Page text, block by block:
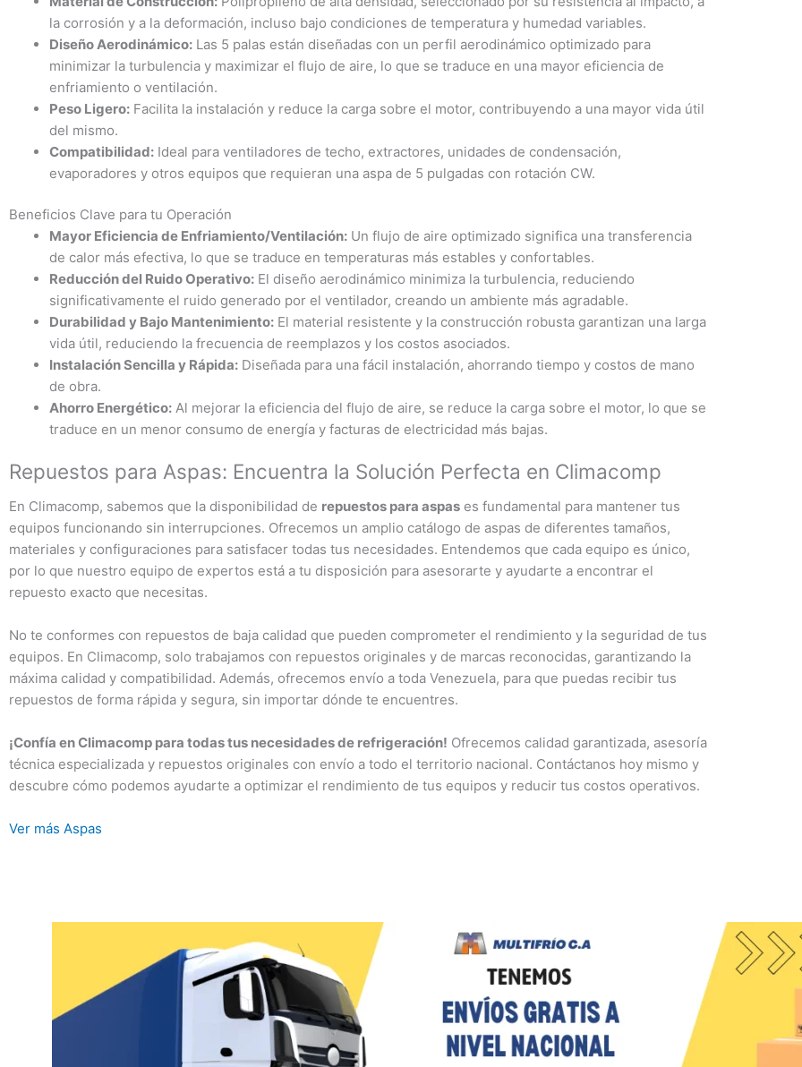
la corrosión y a la deformación, incluso bajo condiciones de temperatura y humedad variables.
Diseño Aerodinámico: Las 5 palas están diseñadas con un perfil aerodinámico optimizado para
minimizar la turbulencia y maximizar el flujo de aire, lo que se traduce en una mayor eficiencia de
enfriamiento o ventilación.
Peso Ligero: Facilita la instalación y reduce la carga sobre el motor, contribuyendo a una mayor vida útil
del mismo.
Compatibilidad: Ideal para ventiladores de techo, extractores, unidades de condensación,
evaporadores y otros equipos que requieran una aspa de 5 pulgadas con rotación CW.
Beneficios Clave para tu Operación
Mayor Eficiencia de Enfriamiento/Ventilación: Un flujo de aire optimizado significa una transferencia
de calor más efectiva, lo que se traduce en temperaturas más estables y confortables.
Reducción del Ruido Operativo: El diseño aerodinámico minimiza la turbulencia, reduciendo
significativamente el ruido generado por el ventilador, creando un ambiente más agradable.
Durabilidad y Bajo Mantenimiento: El material resistente y la construcción robusta garantizan una larga
vida útil, reduciendo la frecuencia de reemplazos y los costos asociados.
Instalación Sencilla y Rápida: Diseñada para una fácil instalación, ahorrando tiempo y costos de mano
de obra.
Ahorro Energético: Al mejorar la eficiencia del flujo de aire, se reduce la carga sobre el motor, lo que se
traduce en un menor consumo de energía y facturas de electricidad más bajas.
Repuestos para Aspas: Encuentra la Solución Perfecta en Climacomp
En Climacomp, sabemos que la disponibilidad de repuestos para aspas es fundamental para mantener tus
equipos funcionando sin interrupciones. Ofrecemos un amplio catálogo de aspas de diferentes tamaños,
materiales y configuraciones para satisfacer todas tus necesidades. Entendemos que cada equipo es único,
por lo que nuestro equipo de expertos está a tu disposición para asesorarte y ayudarte a encontrar el
repuesto exacto que necesitas.
No te conformes con repuestos de baja calidad que pueden comprometer el rendimiento y la seguridad de tus
equipos. En Climacomp, solo trabajamos con repuestos originales y de marcas reconocidas, garantizando la
máxima calidad y compatibilidad. Además, ofrecemos envío a toda Venezuela, para que puedas recibir tus
repuestos de forma rápida y segura, sin importar dónde te encuentres.
¡Confía en Climacomp para todas tus necesidades de refrigeración! Ofrecemos calidad garantizada, asesoría
técnica especializada y repuestos originales con envío a todo el territorio nacional. Contáctanos hoy mismo y
descubre cómo podemos ayudarte a optimizar el rendimiento de tus equipos y reducir tus costos operativos.
Ver más Aspas